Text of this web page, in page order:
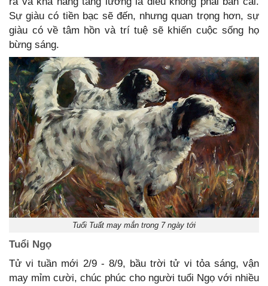
Sự giàu có tiền bạc sẽ đến, nhưng quan trọng hơn, sự
giàu có về tâm hồn và trí tuệ sẽ khiến cuộc sống họ
bừng sáng.
Tuổi Tuất may mắn trong 7 ngày tới
Tuổi Ngọ
Tử vi tuần mới 2/9 - 8/9, bầu trời tử vi tỏa sáng, vận
may mỉm cười, chúc phúc cho người tuổi Ngọ với nhiều